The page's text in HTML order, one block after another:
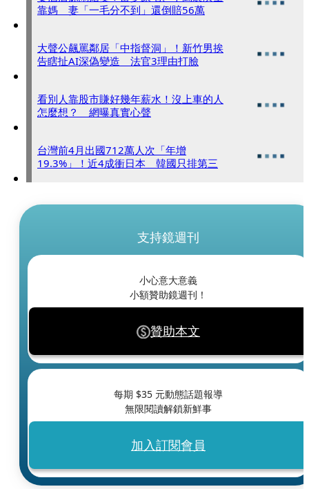
靠媽 妻「一毛分不到」還倒賠56萬
大聲公飆罵鄰居「中指督洞」！新竹男挨
告瞎扯AI深偽變造 法官3理由打臉
看別人靠股市賺好幾年薪水！沒上車的人
怎麼想？ 網曝真實心聲
台灣前4月出國712萬人次「年增
19.3%」！近4成衝日本 韓國只排第三
支持鏡週刊
小心意大意義
小額贊助鏡週刊！
贊助本文
每期 $35 元動態話題報導
無限閱讀解鎖新鮮事
加入訂閱會員